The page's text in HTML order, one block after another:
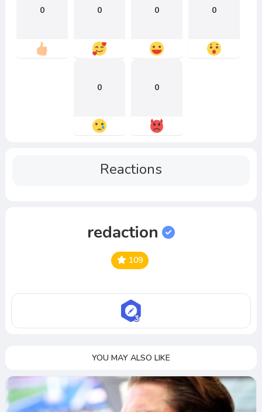
0 0 0 0
0 0
Reactions
redaction
109
YOU MAY ALSO LIKE